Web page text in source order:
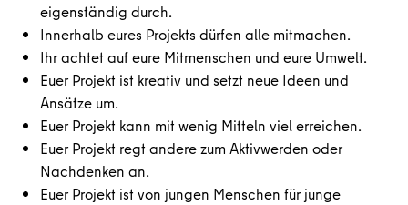
eigenständig durch.
Innerhalb eures Projekts dürfen alle mitmachen.
Ihr achtet auf eure Mitmenschen und eure Umwelt.
Euer Projekt ist kreativ und setzt neue Ideen und
Ansätze um.
Euer Projekt kann mit wenig Mitteln viel erreichen.
Euer Projekt regt andere zum Aktivwerden oder
Nachdenken an.
Euer Projekt ist von jungen Menschen für junge